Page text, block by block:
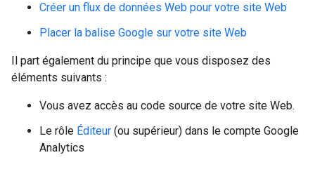
Créer un flux de données Web pour votre site Web
Placer la balise Google sur votre site Web
Il part également du principe que vous disposez des
éléments suivants :
Vous avez accès au code source de votre site Web.
Le rôle Éditeur (ou supérieur) dans le compte Google
Analytics